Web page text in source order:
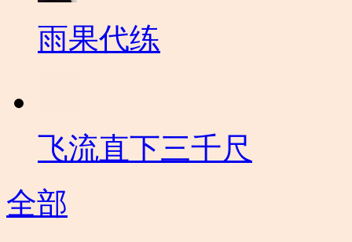
雨果代练
飞流直下三千尺
全部